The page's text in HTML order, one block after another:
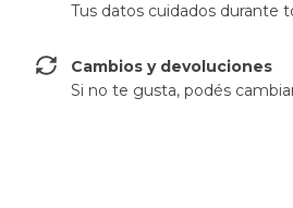
Tus datos cuidados durante
Cambios y devoluciones
Si no te gusta, podés